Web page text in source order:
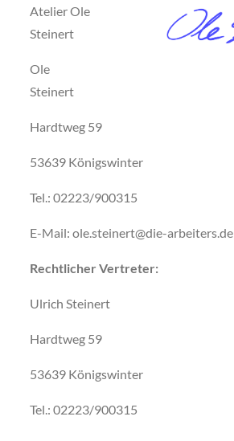
Atelier Ole
Steinert
Ole
Steinert
Hardtweg 59
53639 Königswinter
Tel.: 02223/900315
E-Mail: ole.steinert@die-arbeiters.de
Rechtlicher Vertreter:
Ulrich Steinert
Hardtweg 59
53639 Königswinter
Tel.: 02223/900315